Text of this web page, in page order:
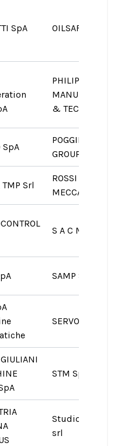
SpA OILSAFE Srl
PHILIP
&
SpA
POGGIPOLINI
GROUP
TMP Srl
ROSSI CARLO
MECCANICA
S A C M I Scrl
SAMP SpA
SERVOMECH
STM SpA
Studio
srl